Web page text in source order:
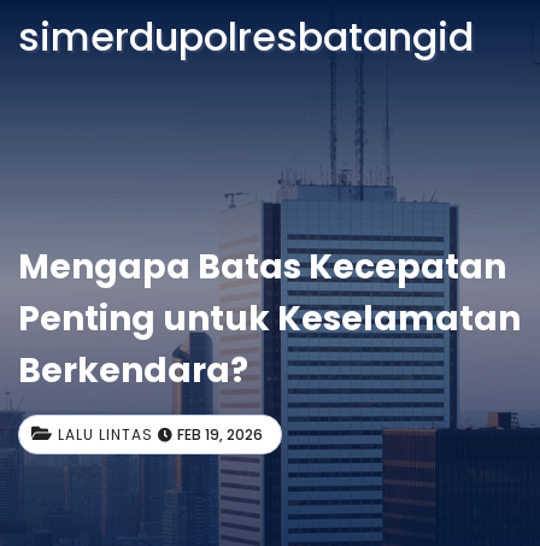
simerdupolresbatangid
Mengapa Batas Kecepatan
Penting untuk Keselamatan
Berkendara?
LALU LINTAS FEB 19, 2026